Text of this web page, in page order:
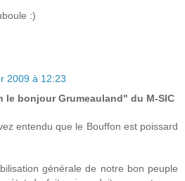
:)
2009 à 12:23
le bonjour Grumeauland" du M-SIC
entendu que le Bouffon est poissard
générale de notre bon peuple